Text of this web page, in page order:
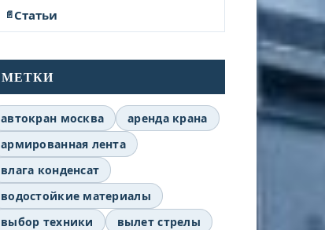
Статьи
МЕТКИ
автокран москва
аренда крана
армированная лента
влага конденсат
водостойкие материалы
выбор техники
вылет стрелы